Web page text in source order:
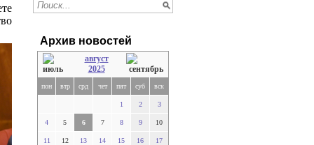
Архив новостей
август
2025
пон втр срд чет пят суб вск
1 2 3
4 5 6 7 8 9 10
11 12 13 14 15 16 17